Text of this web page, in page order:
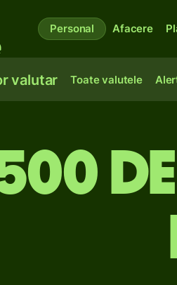
Personal Afacere
valutar Toate valutele